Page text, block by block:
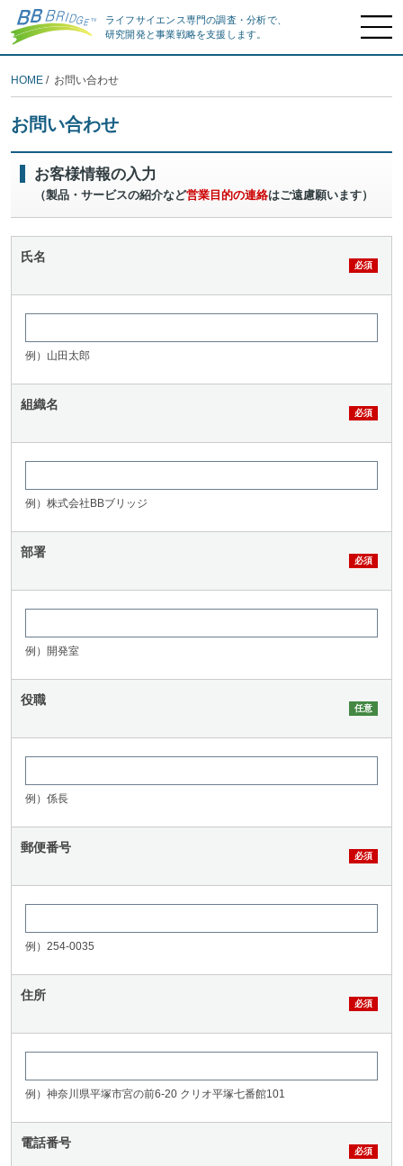
ライフサイエンス専門の調査・分析で、
研究開発と事業戦略を支援します。
HOME / お問い合わせ
お問い合わせ
お客様情報の入力
（製品・サービスの紹介など営業目的の連絡はご遠慮願います）
氏名
例）山田太郎
組織名
例）株式会社BBブリッジ
部署
例）開発室
役職
例）係長
郵便番号
例）254-0035
住所
例）神奈川県平塚市宮の前6-20 クリオ平塚七番館101
電話番号